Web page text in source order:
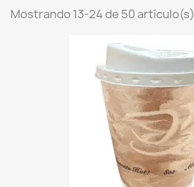
Mostrando 13-24 de 50 artículo(s)